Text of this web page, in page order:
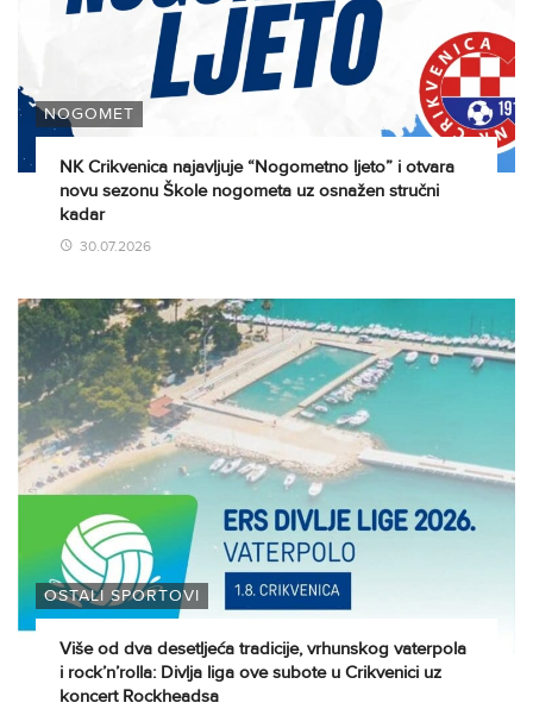
NOGOMET
NK Crikvenica najavljuje “Nogometno ljeto” i otvara
novu sezonu Škole nogometa uz osnažen stručni
kadar
30.07.2026
OSTALI SPORTOVI
Više od dva desetljeća tradicije, vrhunskog vaterpola
i rock’n’rolla: Divlja liga ove subote u Crikvenici uz
koncert Rockheadsa